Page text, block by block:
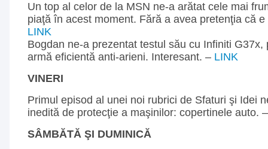
Un top al celor de la MSN ne-a arătat cele mai
piaţă în acest moment. Fără a avea pretenţia că
LINK
Bogdan ne-a prezentat testul său cu Infiniti G37x,
armă eficientă anti-arieni. Interesant. – LINK
VINERI
Primul episod al unei noi rubrici de Sfaturi şi Idei
inedită de protecţie a maşinilor: copertinele auto.
SÂMBĂTĂ ŞI DUMINICĂ